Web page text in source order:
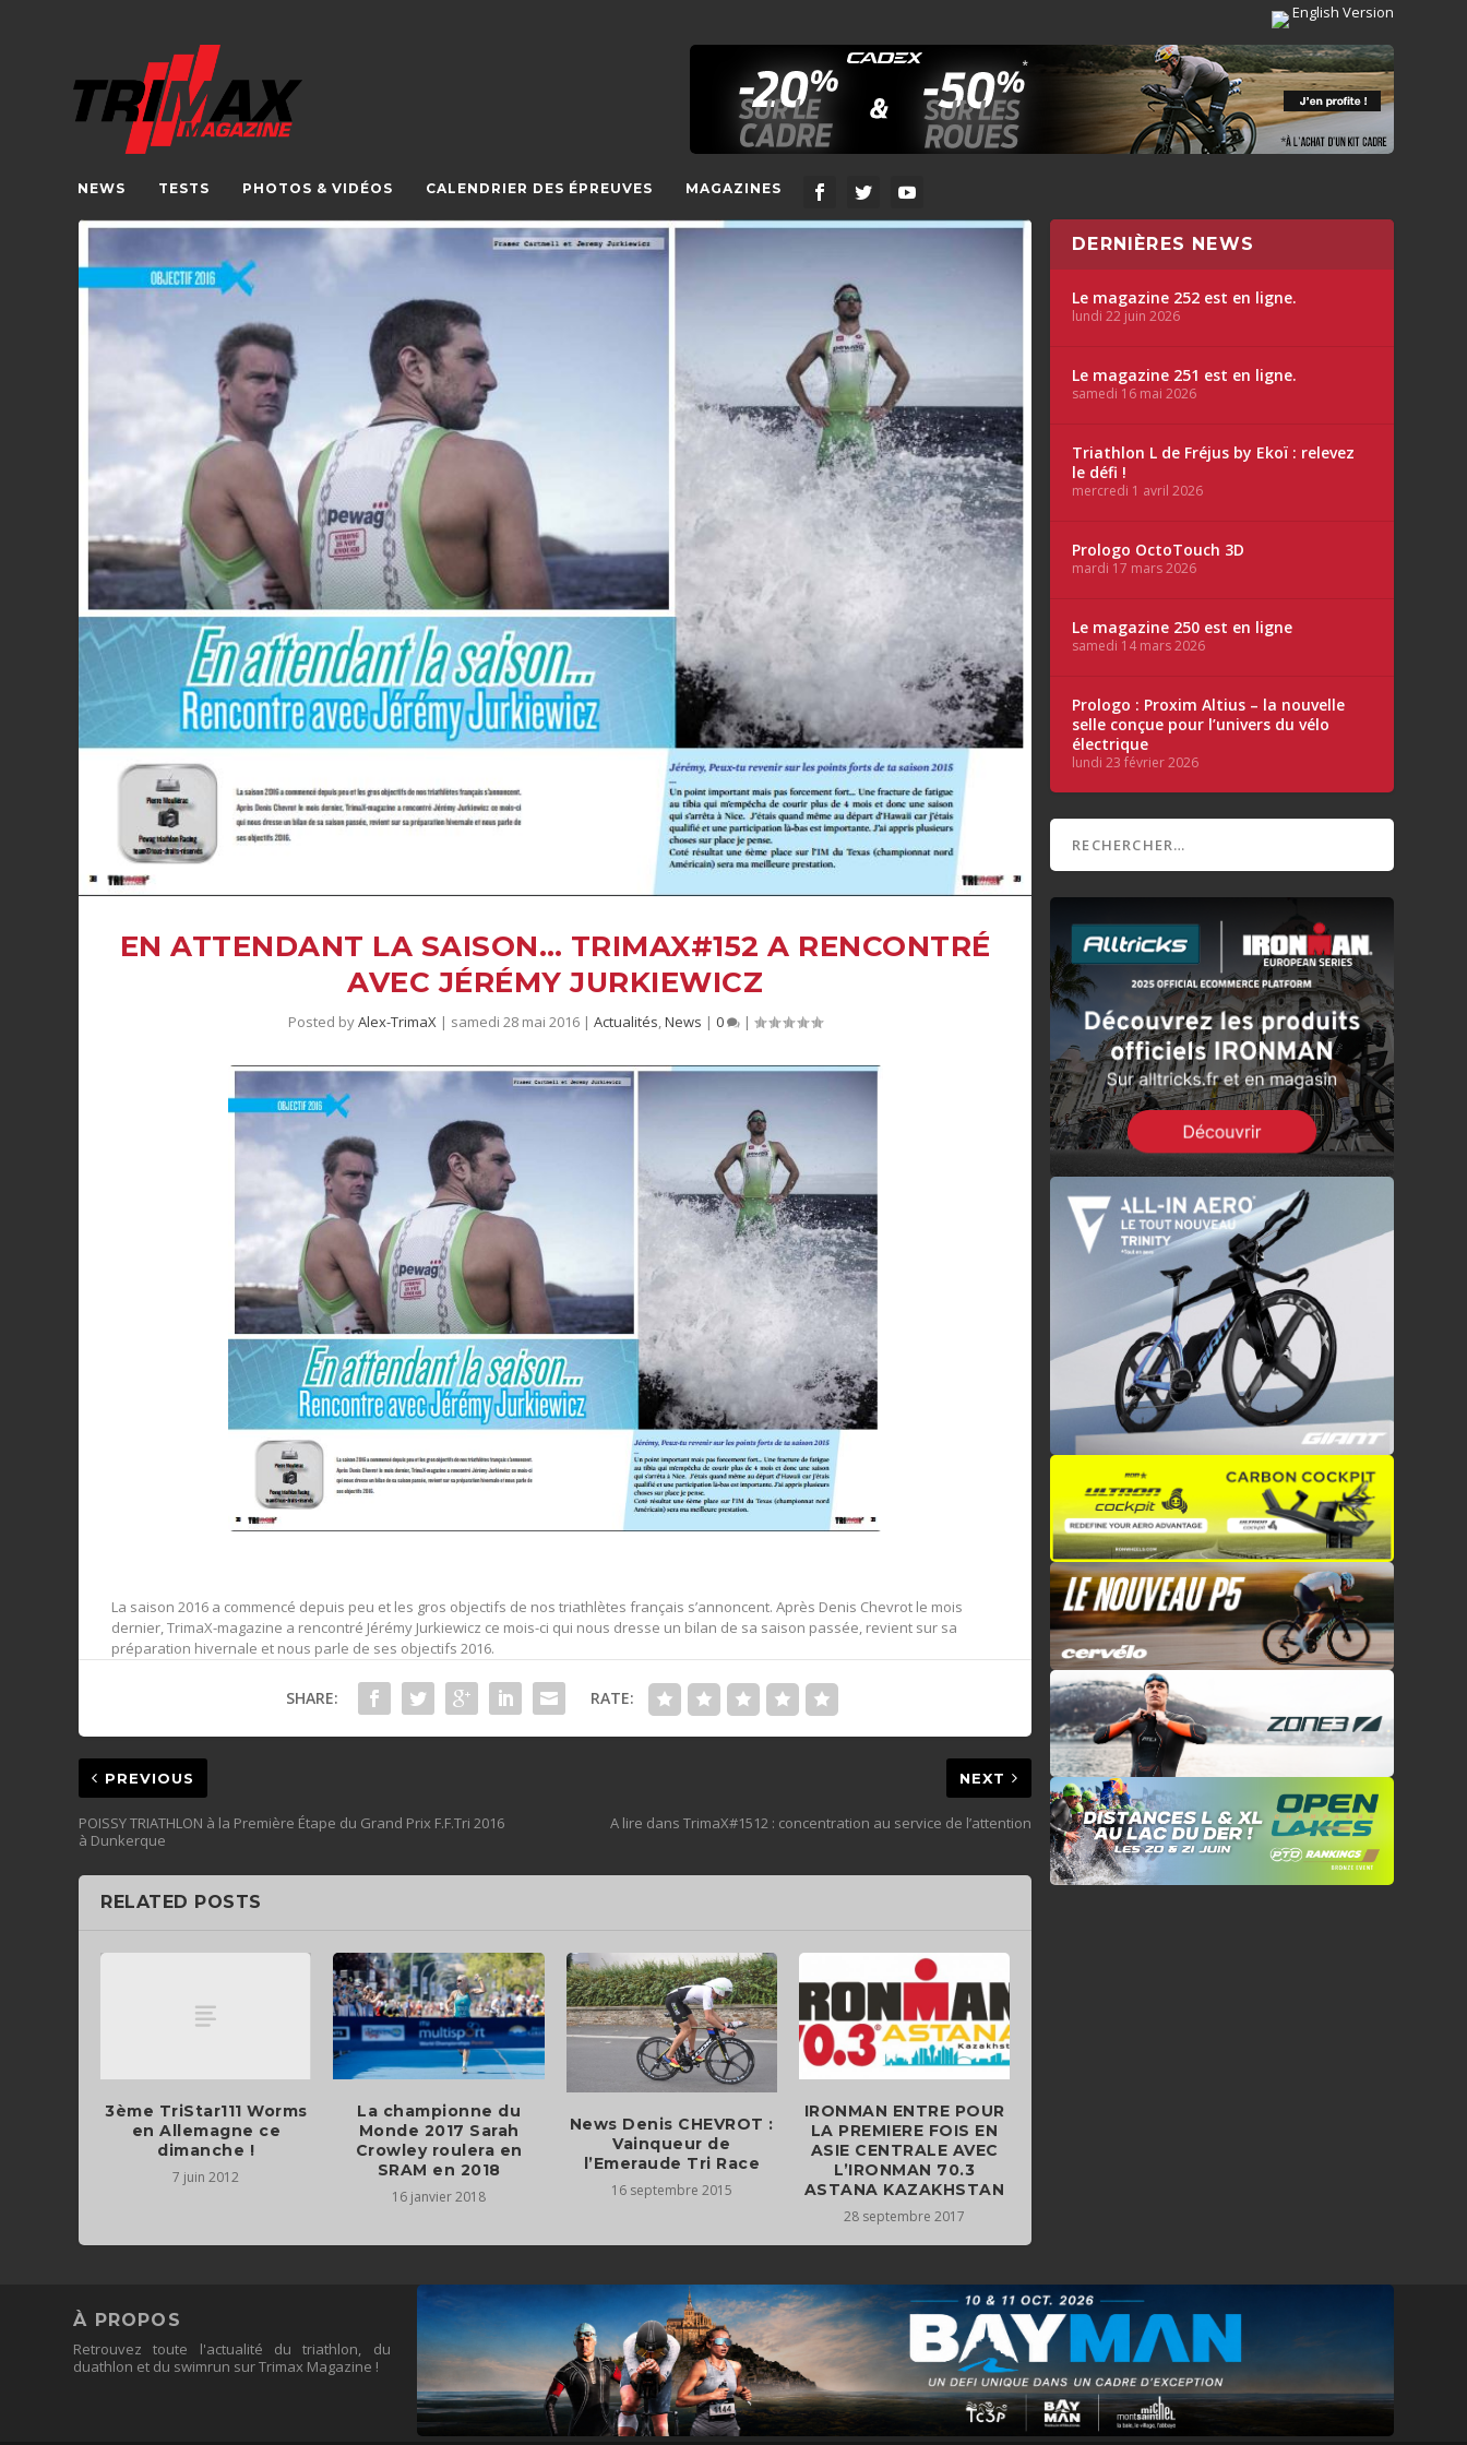
English Version
NEWS TESTS PHOTOS & VIDÉOS CALENDRIER DES ÉPREUVES MAGAZINES
EN ATTENDANT LA SAISON… TRIMAX#152 A RENCONTRÉ
AVEC JÉRÉMY JURKIEWICZ
Posted byAlex-TrimaX | samedi 28 mai 2016 |Actualités,News |0 |
La saison 2016 a commencé depuis peu et les gros objectifs de nos triathlètes français s’annoncent. Après Denis Chevrot le mois
dernier, TrimaX-magazine a rencontré Jérémy Jurkiewicz ce mois-ci qui nous dresse un bilan de sa saison passée, revient sur sa
préparation hivernale et nous parle de ses objectifs 2016.
SHARE: RATE:
PREVIOUS
POISSY TRIATHLON à la Première Étape du Grand Prix F.F.Tri 2016
à Dunkerque
NEXT
A lire dans TrimaX#1512 : concentration au service de l’attention
RELATED POSTS
3ème TriStar111 Worms
en Allemagne ce
dimanche !
7 juin 2012
La championne du
Monde 2017 Sarah
Crowley roulera en
SRAM en 2018
16 janvier 2018
News Denis CHEVROT :
Vainqueur de
16 septembre 2015
IRONMAN ENTRE POUR
LA PREMIERE FOIS EN
ASIE CENTRALE AVEC
L’IRONMAN 70.3
ASTANA KAZAKHSTAN
28 septembre 2017
DERNIÈRES NEWS
Le magazine 252 est en ligne.
lundi 22 juin 2026
Le magazine 251 est en ligne.
samedi 16 mai 2026
Triathlon L de Fréjus by Ekoï : relevez
le défi !
mercredi 1 avril 2026
Prologo OctoTouch 3D
mardi 17 mars 2026
Le magazine 250 est en ligne
samedi 14 mars 2026
Prologo : Proxim Altius – la nouvelle
selle conçue pour l’univers du vélo
électrique
lundi 23 février 2026
À PROPOS
Retrouvez toute l'actualité du triathlon, du
duathlon et du swimrun sur Trimax Magazine !